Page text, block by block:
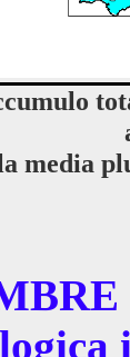
media